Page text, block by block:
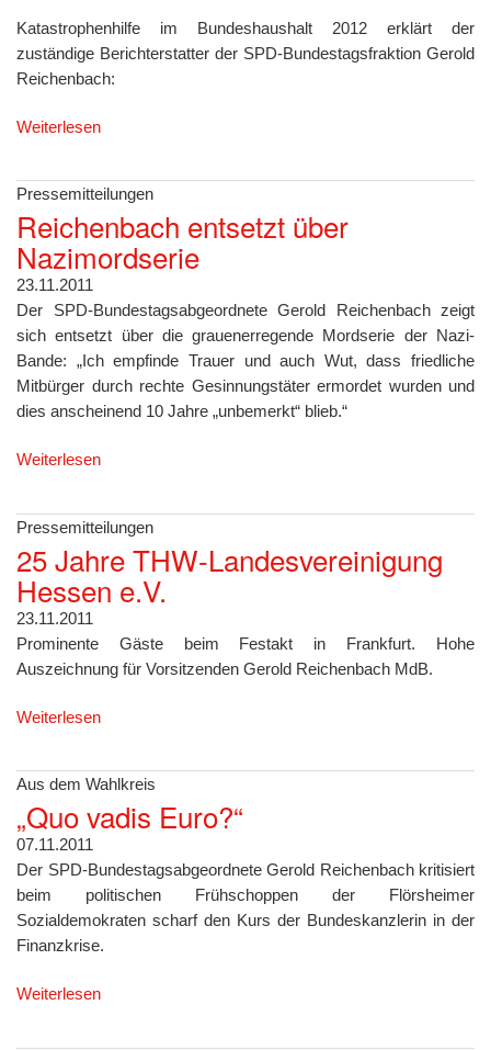
Katastrophenhilfe im Bundeshaushalt 2012 erklärt der
zuständige Berichterstatter der SPD-Bundestagsfraktion Gerold
Reichenbach:
Weiterlesen
Pressemitteilungen
Reichenbach entsetzt über
Nazimordserie
23.11.2011
Der SPD-Bundestagsabgeordnete Gerold Reichenbach zeigt
sich entsetzt über die grauenerregende Mordserie der Nazi-
Bande: „Ich empfinde Trauer und auch Wut, dass friedliche
Mitbürger durch rechte Gesinnungstäter ermordet wurden und
dies anscheinend 10 Jahre „unbemerkt“ blieb.“
Weiterlesen
Pressemitteilungen
25 Jahre THW-Landesvereinigung
Hessen e.V.
23.11.2011
Prominente Gäste beim Festakt in Frankfurt. Hohe
Auszeichnung für Vorsitzenden Gerold Reichenbach MdB.
Weiterlesen
Aus dem Wahlkreis
„Quo vadis Euro?“
07.11.2011
Der SPD-Bundestagsabgeordnete Gerold Reichenbach kritisiert
beim politischen Frühschoppen der Flörsheimer
Sozialdemokraten scharf den Kurs der Bundeskanzlerin in der
Finanzkrise.
Weiterlesen